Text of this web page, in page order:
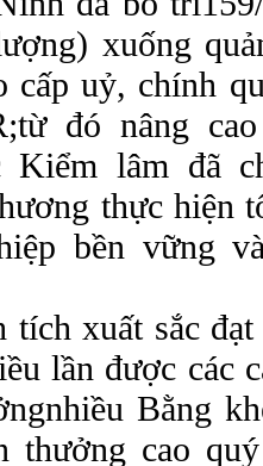
xuống
cấp uỷ, chính
đó nâng
Kiểm lâm đã
thực hiện
bền vững
tích xuất sắc
lần được các
Bằng
thưởng cao